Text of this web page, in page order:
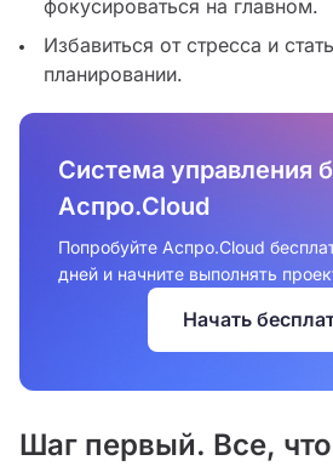
фокусироваться на главном.
Избавиться от стресса и
планировании.
Система управления
Аспро.Cloud
Попробуйте Аспро.Cloud
дней и начните выполнять
Начать
Шаг первый. Все,